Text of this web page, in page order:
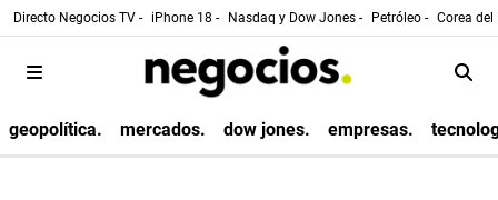
Directo Negocios TV - iPhone 18 - Nasdaq y Dow Jones - Petróleo - Corea
geopolítica. mercados. dow jones. empresas.